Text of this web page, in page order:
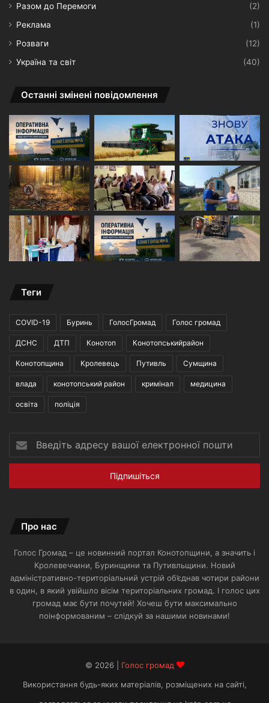
Разом до Перемоги
(2)
Реклама
(1)
Розваги
(12)
Україна та світ
(40)
Останні змінені повідомлення
Теги
COVID-19 Буринь ГолосГромад Голос громад
ДСНС ДТП Конотоп Конотопськийрайон
Конотопщина Кролевець Путивль Сумщина
влада конотопський район кримінал медицина
освіта поліція
адресу
вашої
пошти
Про нас
Голос Громад – це новинний портал Конотопщини, а значить і
Кролевеччини, Буринщини та Путивльщини. Новий
адміністративно-територіальний устрій об’єднав чотири райони
в один, в який увійшло вісім територіальних громад. І голос цих
громад має бути почутий! Хочеш бути максимально
поінформованим – слідкуй за нашими новинами!
© 2026 | Голос громад
Використання будь-яких матеріалів, розміщених на сайті,